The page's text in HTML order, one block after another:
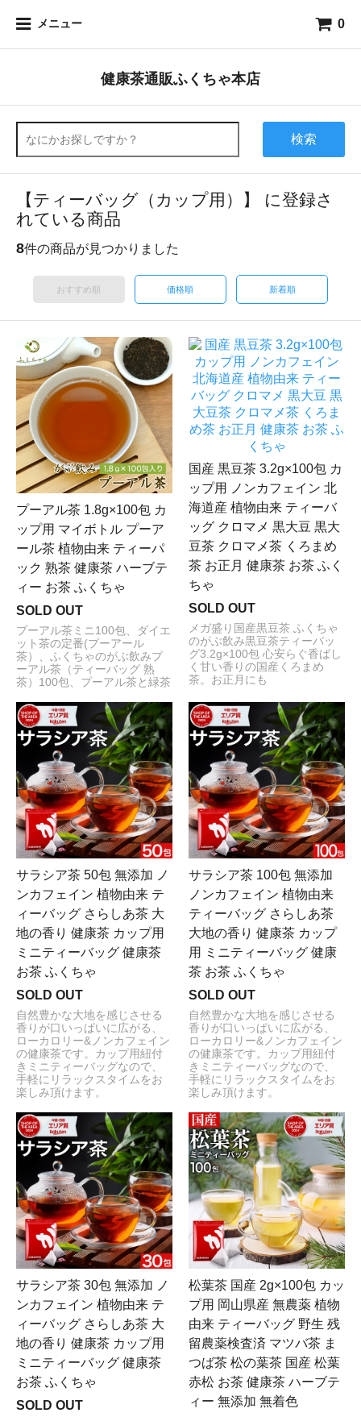
メニュー 0
健康茶通販ふくちゃ本店
検索
【ティーバッグ（カップ用）】 に登録さ
れている商品
8件の商品が見つかりました
おすすめ順 価格順 新着順
プーアル茶 1.8g×100包 カ
ップ用 マイボトル プーア
ール茶 植物由来 ティーパ
ック 熟茶 健康茶 ハーブテ
ィー お茶 ふくちゃ
SOLD OUT
プーアル茶ミニ100包、ダイエ
ット茶の定番(プーアール
茶）、ふくちゃのがぶ飲みプ
ーアル茶（ティーバッグ 熟
茶）100包、プーアル茶と緑茶
国産 黒豆茶 3.2g×100包 カ
ップ用 ノンカフェイン 北
海道産 植物由来 ティーバ
ッグ クロマメ 黒大豆 黒大
豆茶 クロマメ茶 くろまめ
茶 お正月 健康茶 お茶 ふく
ちゃ
SOLD OUT
メガ盛り国産黒豆茶 ふくちゃ
のがぶ飲み黒豆茶ティーバッ
グ3.2g×100包 心安らぐ香ばし
く甘い香りの国産くろまめ
茶。お正月にも
サラシア茶 50包 無添加 ノ
ンカフェイン 植物由来 テ
ィーバッグ さらしあ茶 大
地の香り 健康茶 カップ用
ミニティーバッグ 健康茶
お茶 ふくちゃ
SOLD OUT
自然豊かな大地を感じさせる
香りが口いっぱいに広がる、
ローカロリー&ノンカフェイン
の健康茶です。カップ用紐付
きミニティーバッグなので、
手軽にリラックスタイムをお
楽しみ頂けます。
サラシア茶 100包 無添加
ノンカフェイン 植物由来
ティーバッグ さらしあ茶
大地の香り 健康茶 カップ
用 ミニティーバッグ 健康
茶 お茶 ふくちゃ
SOLD OUT
自然豊かな大地を感じさせる
香りが口いっぱいに広がる、
ローカロリー&ノンカフェイン
の健康茶です。カップ用紐付
きミニティーバッグなので、
手軽にリラックスタイムをお
楽しみ頂けます。
サラシア茶 30包 無添加 ノ
ンカフェイン 植物由来 テ
ィーバッグ さらしあ茶 大
地の香り 健康茶 カップ用
ミニティーバッグ 健康茶
お茶 ふくちゃ
SOLD OUT
松葉茶 国産 2g×100包 カッ
プ用 岡山県産 無農薬 植物
由来 ティーバッグ 野生 残
留農薬検査済 マツバ茶 ま
つば茶 松の葉茶 国産 松葉
赤松 お茶 健康茶 ハーブテ
ィー 無添加 無着色